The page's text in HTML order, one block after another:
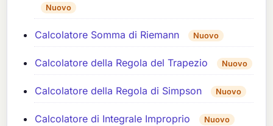
Nuovo
Calcolatore Somma di Riemann Nuovo
Calcolatore della Regola del Trapezio Nuovo
Calcolatore della Regola di Simpson Nuovo
Calcolatore di Integrale Improprio Nuovo